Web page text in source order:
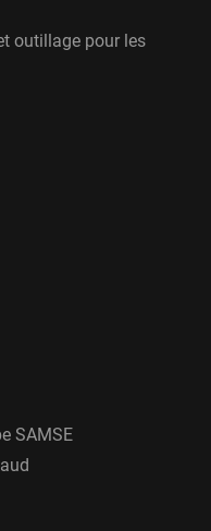
outillage pour les
SAMSE